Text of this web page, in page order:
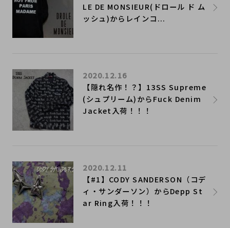
LE DE MONSIEUR(ドロール ド ム
ッシュ)からレインコ...
【隠れ名作！？】13SS Supreme
(シュプリーム)からFuck Denim
Jacket入荷！！！
2020.12.16
​【#1】CODY SANDERSON（コデ
ィ・サンダーソン）からDepp St
ar Ring入荷！！！
2020.12.11